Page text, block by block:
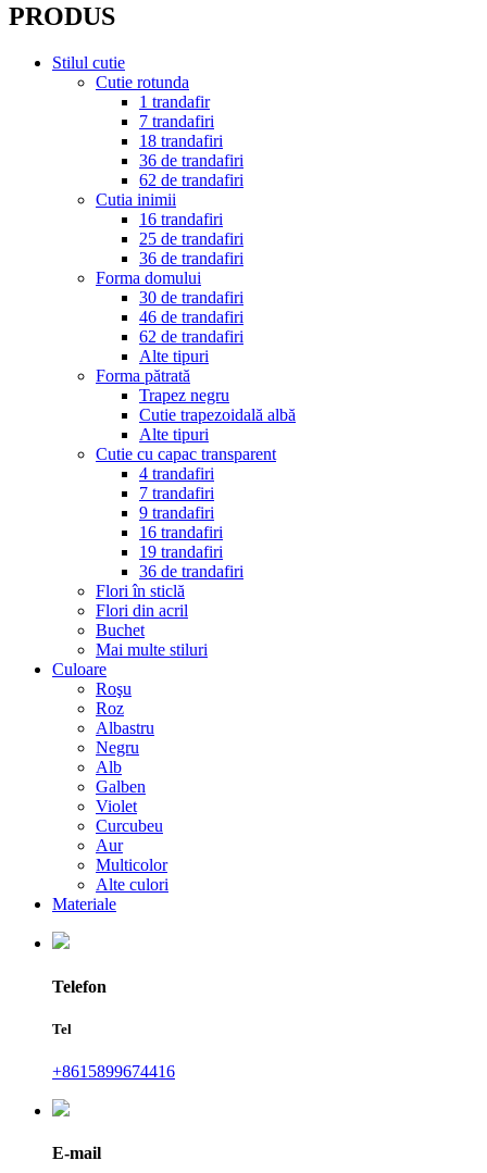
PRODUS
Stilul cutie
Cutie rotunda
1 trandafir
7 trandafiri
18 trandafiri
36 de trandafiri
62 de trandafiri
Cutia inimii
16 trandafiri
25 de trandafiri
36 de trandafiri
Forma domului
30 de trandafiri
46 de trandafiri
62 de trandafiri
Alte tipuri
Forma pătrată
Trapez negru
Cutie trapezoidală albă
Alte tipuri
Cutie cu capac transparent
4 trandafiri
7 trandafiri
9 trandafiri
16 trandafiri
19 trandafiri
36 de trandafiri
Flori în sticlă
Flori din acril
Buchet
Mai multe stiluri
Culoare
Roşu
Roz
Albastru
Negru
Alb
Galben
Violet
Curcubeu
Aur
Multicolor
Alte culori
Materiale
Telefon
Tel
+8615899674416
E-mail